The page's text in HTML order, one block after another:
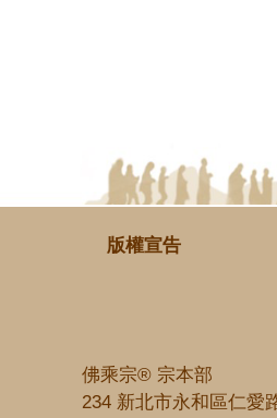
版權宣告
佛乘宗® 宗本部
234 新北市永和區仁愛